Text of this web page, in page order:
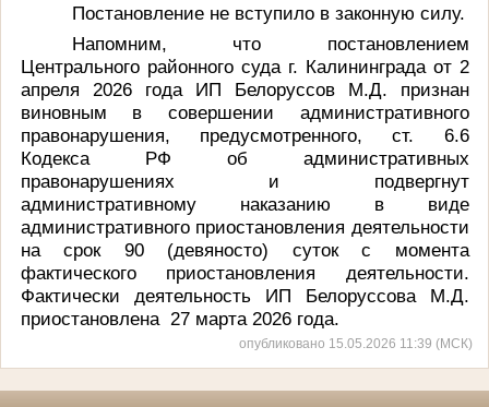
Постановление не вступило в законную силу.
Напомним, что постановлением
Центрального районного суда г. Калининграда от 2
апреля 2026 года ИП Белоруссов М.Д. признан
виновным в совершении административного
правонарушения, предусмотренного, ст. 6.6
Кодекса РФ об административных
правонарушениях и подвергнут
административному наказанию в виде
административного приостановления деятельности
на срок 90 (девяносто) суток с момента
фактического приостановления деятельности.
Фактически деятельность ИП Белоруссова М.Д.
приостановлена 27 марта 2026 года.
опубликовано 15.05.2026 11:39 (МСК)